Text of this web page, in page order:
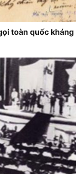
toàn quốc kháng